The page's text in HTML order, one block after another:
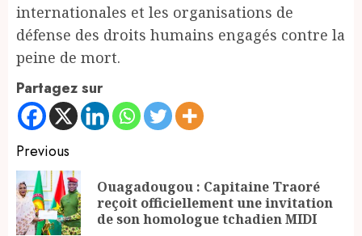
internationales et les organisations de
défense des droits humains engagés contre la
peine de mort.
Partagez sur
Continue
Reading
Previous
Ouagadougou : Capitaine Traoré
reçoit officiellement une invitation
de son homologue tchadien MIDI